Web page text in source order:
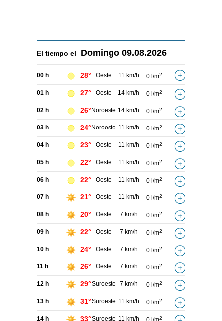
El tiempo el Domingo 09.08.2026
00 h 28° Oeste 11 km/h 0 l/m2
01 h 27° Oeste 14 km/h 0 l/m2
02 h 26° Noroeste 14 km/h 0 l/m2
03 h 24° Noroeste 11 km/h 0 l/m2
04 h 23° Oeste 11 km/h 0 l/m2
05 h 22° Oeste 11 km/h 0 l/m2
06 h 22° Oeste 11 km/h 0 l/m2
07 h 21° Oeste 11 km/h 0 l/m2
08 h 20° Oeste 7 km/h 0 l/m2
09 h 22° Oeste 7 km/h 0 l/m2
10 h 24° Oeste 7 km/h 0 l/m2
11 h 26° Oeste 7 km/h 0 l/m2
12 h 29°Suroeste 7 km/h 0 l/m2
13 h 31°Suroeste 11 km/h 0 l/m2
14 h 33°Suroeste 11 km/h 2